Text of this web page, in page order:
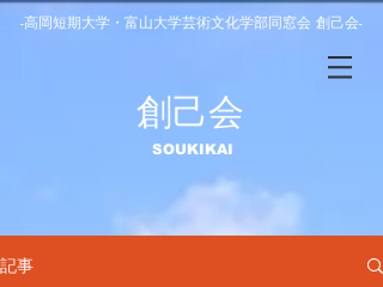
-高岡短期大学・富山大学芸術文化学部同窓会 創己会-
​SOUKIKAI
​創己会
記事